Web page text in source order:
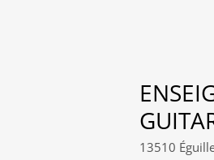
13510